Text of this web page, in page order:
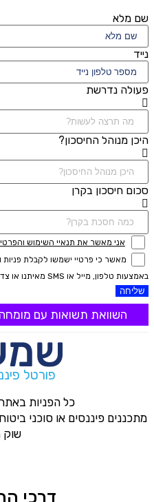
שם מלא
נייד
פעולה נדרשת
היכן מנוהל החיסכון?
סכום חיסכון בקרן
אני מאשר את תנאיי השימוש
מאשר כי פרטיי ישמשו לקבלת פניות
באמצעות טלפון, מייל או SMS מאיתנו או צד שלישי
שליחה
השוואת תשואות עם מומחה
פורטל
כל הפניות
מתכננים פיננסים או סוכני
שוק
דרכי